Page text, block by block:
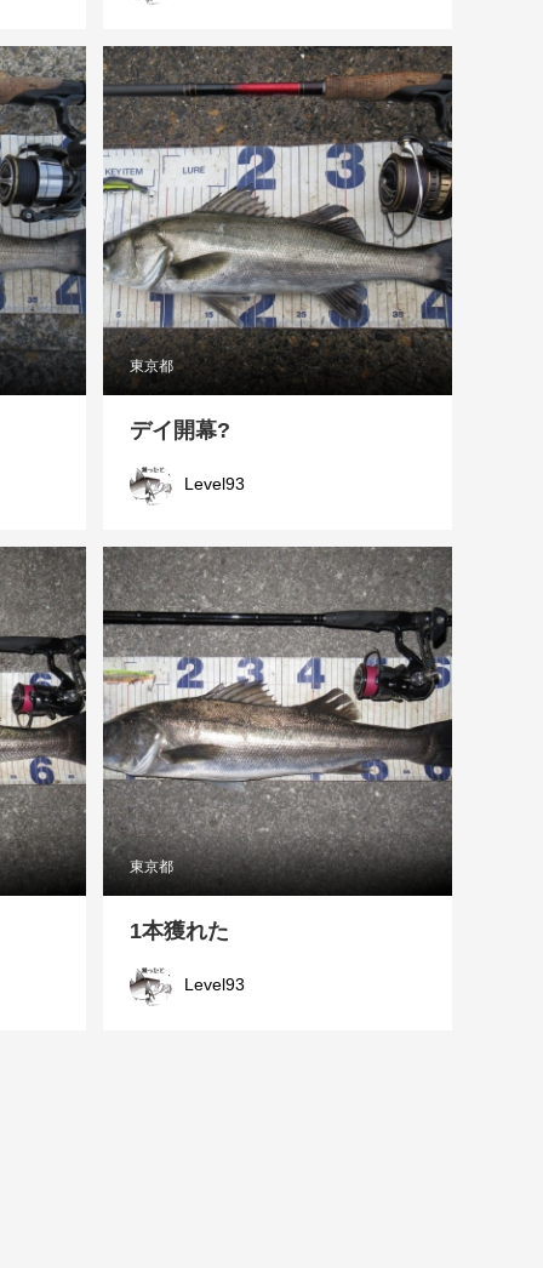
東京都
デイ開幕?
Level93
東京都
1本獲れた
Level93